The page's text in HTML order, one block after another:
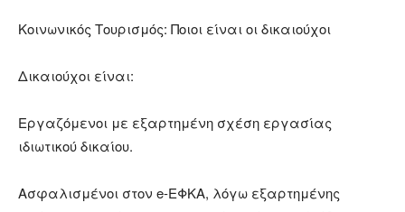
Κοινωνικός Τουρισμός: Ποιοι είναι οι δικαιούχοι
Δικαιούχοι είναι:
Εργαζόμενοι με εξαρτημένη σχέση εργασίας
ιδιωτικού δικαίου.
Ασφαλισμένοι στον e-EΦΚΑ, λόγω εξαρτημένης